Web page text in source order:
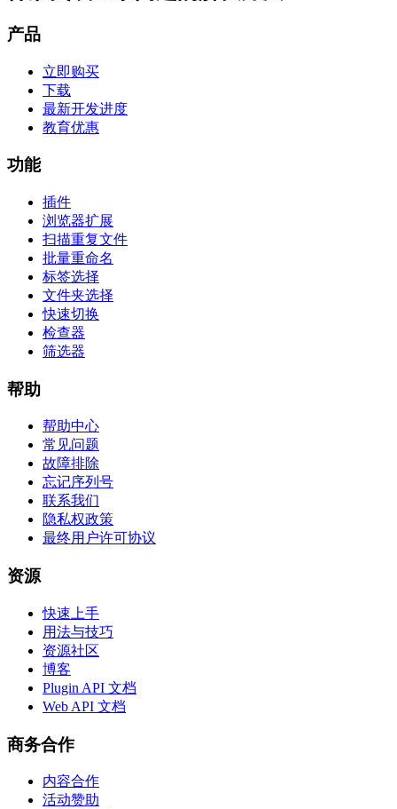
产品
立即购买
下载
最新开发进度
教育优惠
功能
插件
浏览器扩展
扫描重复文件
批量重命名
标签选择
文件夹选择
快速切换
检查器
筛选器
帮助
帮助中心
常见问题
故障排除
忘记序列号
联系我们
隐私权政策
最终用户许可协议
资源
快速上手
用法与技巧
资源社区
博客
Plugin API 文档
Web API 文档
商务合作
内容合作
活动赞助